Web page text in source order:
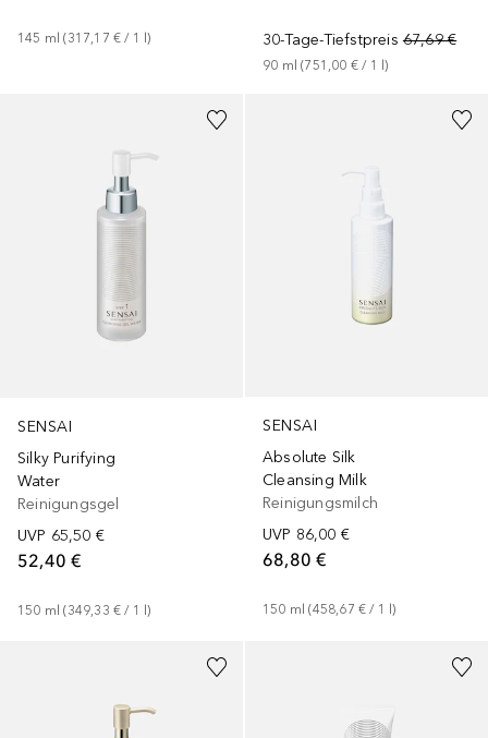
145 ml (317,17 € / 1 l) 30-Tage-Tiefstpreis 67,69 €
90 ml (751,00 € / 1 l)
SENSAI
Silky Purifying
Water
Reinigungsgel
UVP 65,50 €
52,40 €
150 ml (349,33 € / 1 l)
SENSAI
Absolute Silk
Cleansing Milk
Reinigungsmilch
UVP 86,00 €
68,80 €
150 ml (458,67 € / 1 l)